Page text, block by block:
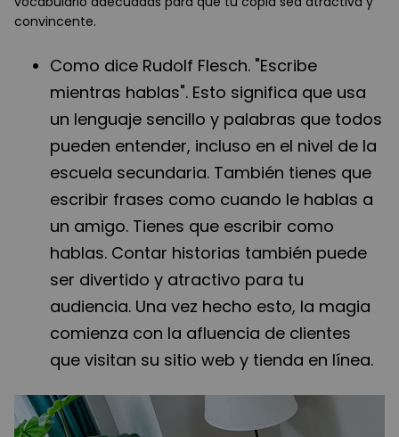
convincente.
Como dice Rudolf Flesch. "Escribe
mientras hablas". Esto significa que usa
un lenguaje sencillo y palabras que todos
pueden entender, incluso en el nivel de la
escuela secundaria. También tienes que
escribir frases como cuando le hablas a
un amigo. Tienes que escribir como
hablas. Contar historias también puede
ser divertido y atractivo para tu
audiencia. Una vez hecho esto, la magia
comienza con la afluencia de clientes
que visitan su sitio web y tienda en línea.